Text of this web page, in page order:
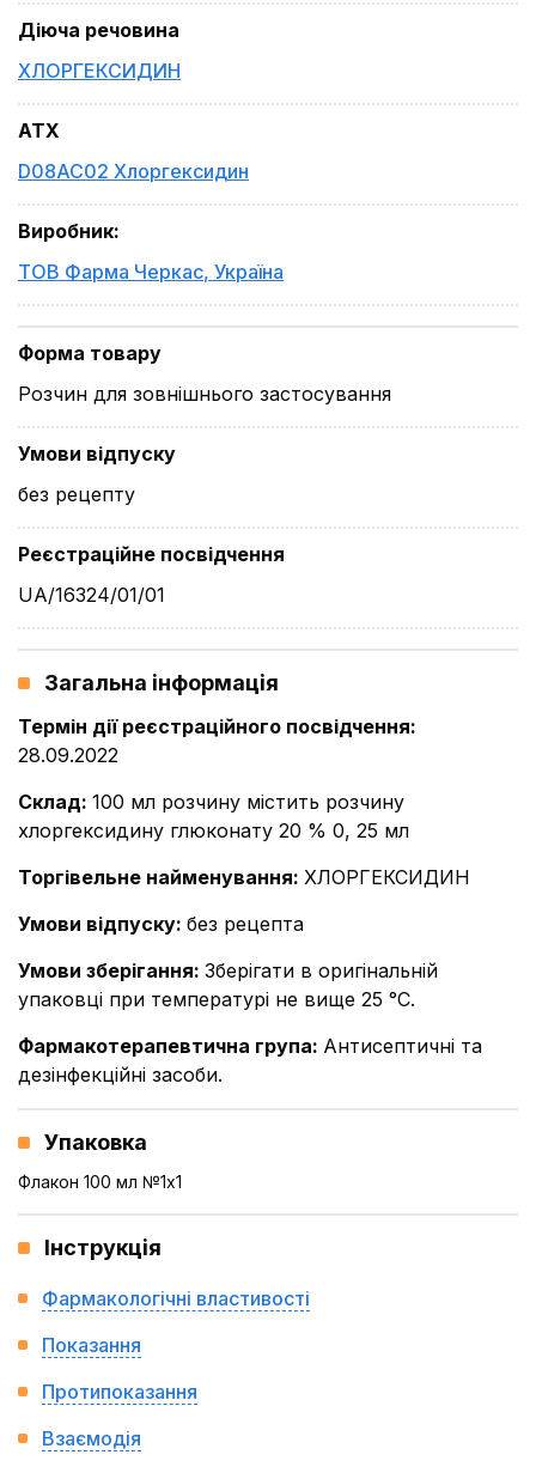
Діюча речовина
ХЛОРГЕКСИДИН
ATX
D08AC02 Хлоргексидин
Виробник:
ТОВ Фарма Черкас, Україна
Форма товару
Розчин для зовнішнього застосування
Умови відпуску
без рецепту
Реєстраційне посвідчення
UA/16324/01/01
Загальна інформація
Термін дії реєстраційного посвідчення:
28.09.2022
Склад: 100 мл розчину містить розчину
хлоргексидину глюконату 20 % 0, 25 мл
Торгівельне найменування: ХЛОРГЕКСИДИН
Умови відпуску: без рецепта
Умови зберігання: Зберігати в оригінальній
упаковці при температурі не вище 25 °С.
Фармакотерапевтична група: Антисептичні та
дезінфекційні засоби.
Упаковка
Флакон 100 мл №1x1
Інструкція
Фармакологічні властивості
Показання
Протипоказання
Взаємодія